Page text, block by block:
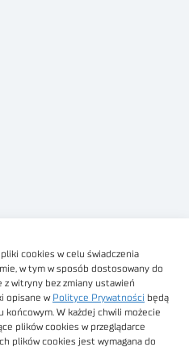
cookies w celu świadczenia
w tym w sposób dostosowany do
witryny bez zmiany ustawień
opisane w Polityce Prywatności będą
końcowym. W każdej chwili możecie
plików cookies w przeglądarce
plików cookies jest wymagana do